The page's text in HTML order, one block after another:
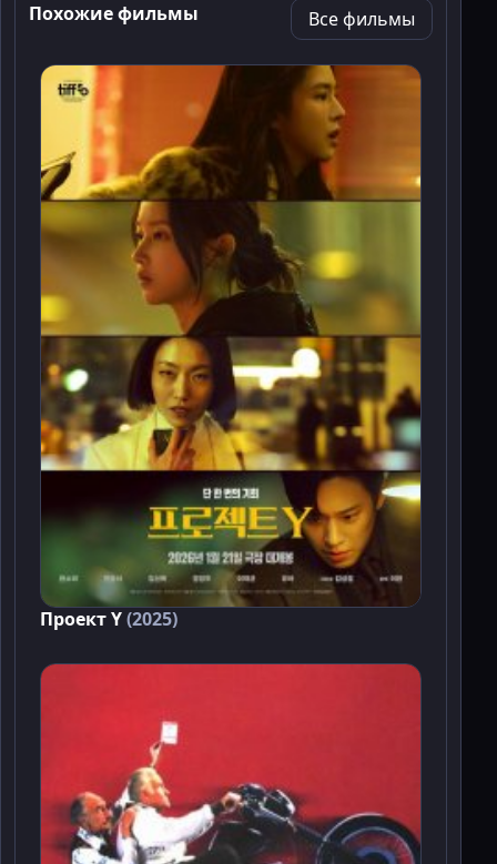
Похожие фильмы Все фильмы
Проект Y(2025)